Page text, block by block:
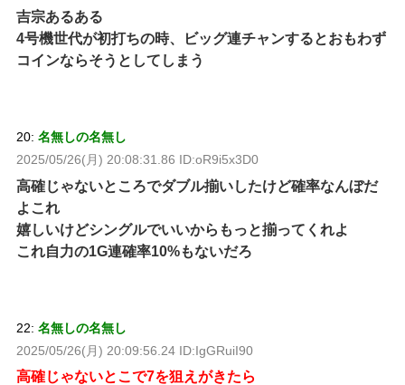
吉宗あるある
4号機世代が初打ちの時、ビッグ連チャンするとおもわず
コインならそうとしてしまう
20: 名無しの名無し
2025/05/26(月) 20:08:31.86 ID:oR9i5x3D0
高確じゃないところでダブル揃いしたけど確率なんぼだ
よこれ
嬉しいけどシングルでいいからもっと揃ってくれよ
これ自力の1G連確率10%もないだろ
22: 名無しの名無し
2025/05/26(月) 20:09:56.24 ID:IgGRuiI90
高確じゃないとこで7を狙えがきたら